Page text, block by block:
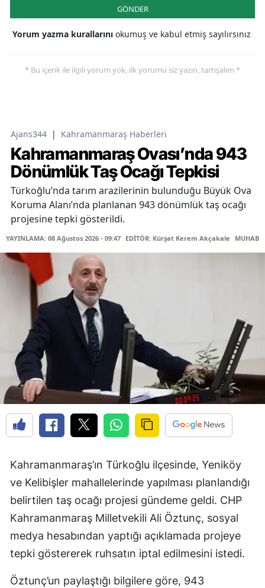
GÖNDER
Yorum yazma kurallarını okumuş ve kabul etmiş sayılırsınız
* Bu içerik ile ilgili yorum yok, ilk yorumu siz yazın, tartışalım *
Ajans344 | Kahramanmaraş Haberleri
Kahramanmaraş Ovası’nda 943
Dönümlük Taş Ocağı Tepkisi
Türkoğlu’nda tarım arazilerinin bulunduğu Büyük Ova
Koruma Alanı’nda planlanan 943 dönümlük taş ocağı
projesine tepki gösterildi.
YAYINLAMA: 08 Ağustos 2026 - 09:47 EDİTÖR: Kürşat Kerem Akçakale
Kahramanmaraş’ın Türkoğlu ilçesinde, Yeniköy
ve Kelibişler mahallelerinde yapılması planlandığı
belirtilen taş ocağı projesi gündeme geldi. CHP
Kahramanmaraş Milletvekili Ali Öztunç, sosyal
medya hesabından yaptığı açıklamada projeye
tepki göstererek ruhsatın iptal edilmesini istedi.
Öztunç’un paylaştığı bilgilere göre, 943